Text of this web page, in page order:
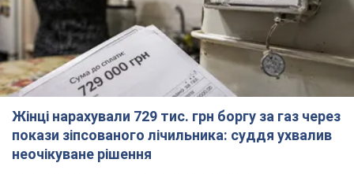
Жінці нарахували 729 тис. грн боргу за газ через
покази зіпсованого лічильника: суддя ухвалив
неочікуване рішення